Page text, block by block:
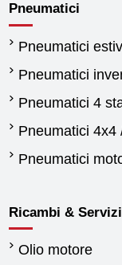
Pneumatici
Pneumatici
Pneumatici
Pneumatici 4
Pneumatici 4x4
Pneumatici
Ricambi & Servizi
Olio motore